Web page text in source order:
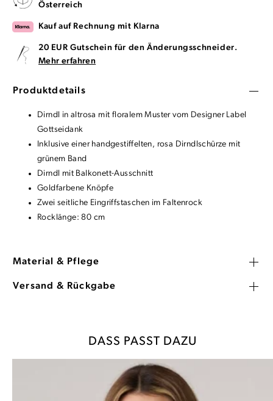
Österreich
Kauf auf Rechnung mit Klarna
20 EUR Gutschein für den Änderungsschneider.
Mehr erfahren
Produktdetails
Dirndl in altrosa mit floralem Muster vom Designer Label
Gottseidank
Inklusive einer handgestiffelten, rosa Dirndlschürze mit
grünem Band
Dirndl mit Balkonett-Ausschnitt
Goldfarbene Knöpfe
Zwei seitliche Eingriffstaschen im Faltenrock
Rocklänge: 80 cm
Material & Pflege
Versand & Rückgabe
DASS PASST DAZU